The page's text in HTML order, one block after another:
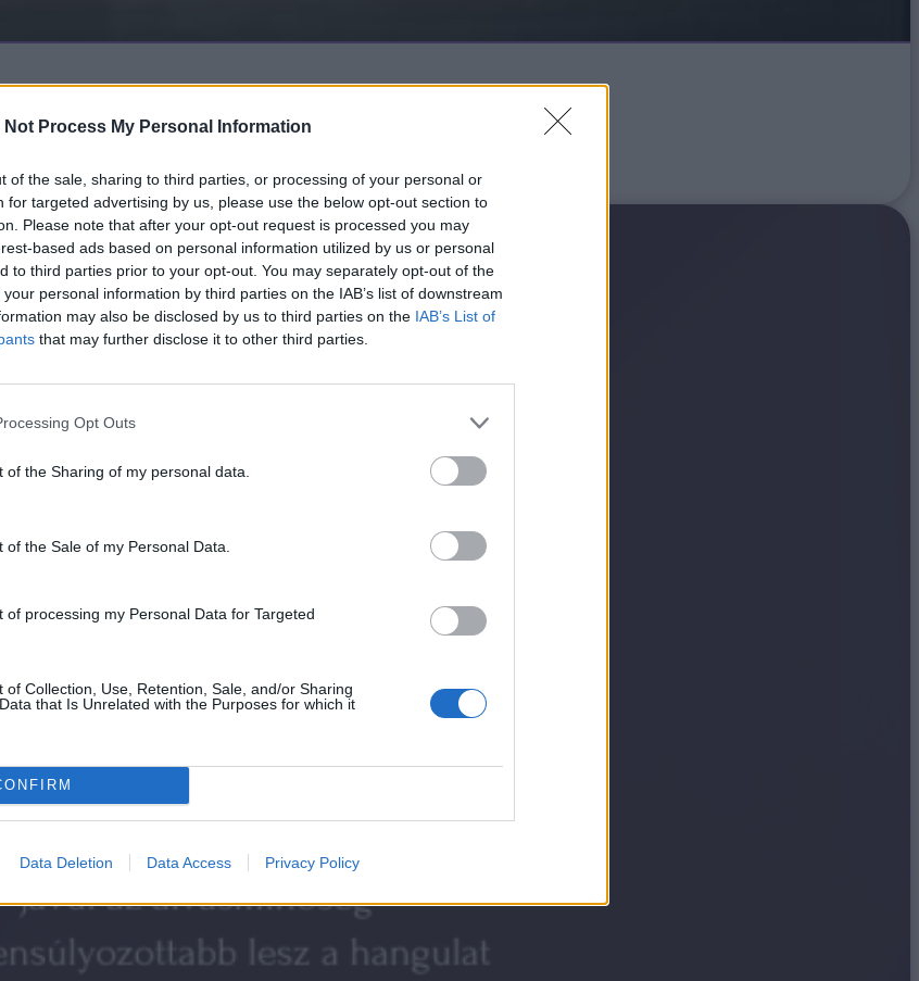
Not Process My Personal Information
of the sale, sharing to third parties, or processing of your personal or
for targeted advertising by us, please use the below opt-out section to
Please note that after your opt-out request is processed you may
based ads based on personal information utilized by us or personal
to third parties prior to your opt-out. You may separately opt-out of the
personal information by third parties on the IAB’s list of downstream
may also be disclosed by us to third parties on the IAB’s List of
that may further disclose it to other third parties.
Opt Outs
of the Sharing of my personal data.
of the Sale of my Personal Data.
of processing my Personal Data for Targeted
of Collection, Use, Retention, Sale, and/or Sharing
that Is Unrelated with the Purposes for which it
Data Deletion Data Access Privacy Policy
első kézből.